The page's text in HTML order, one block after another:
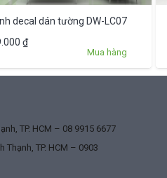
decal dán tường DW-LC07
₫
Mua hàng
TP. HCM – 08 9915 6677
Thạnh, TP. HCM – 0903